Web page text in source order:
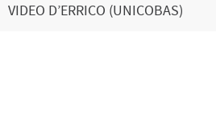
VIDEO D’ERRICO (UNICOBAS)